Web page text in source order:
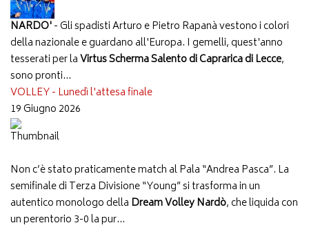
NARDO'- Gli spadisti Arturo e Pietro Rapanà vestono i colori
della nazionale e guardano all'Europa. I gemelli, quest'anno
tesserati per laVirtus Scherma Salento di Caprarica di Lecce,
sono pronti...
VOLLEY - Lunedì l'attesa finale
19 Giugno 2026
Non c’è stato praticamente match al Pala “Andrea Pasca”. La
semifinale di Terza Divisione “Young” si trasforma in un
autentico monologo della Dream Volley Nardò, che liquida con
un perentorio 3-0 la pur...